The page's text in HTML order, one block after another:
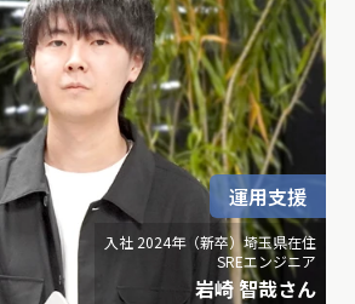
入社 2024年（新卒）埼玉県在住
SREエンジニア
岩崎 智哉さん
運用支援